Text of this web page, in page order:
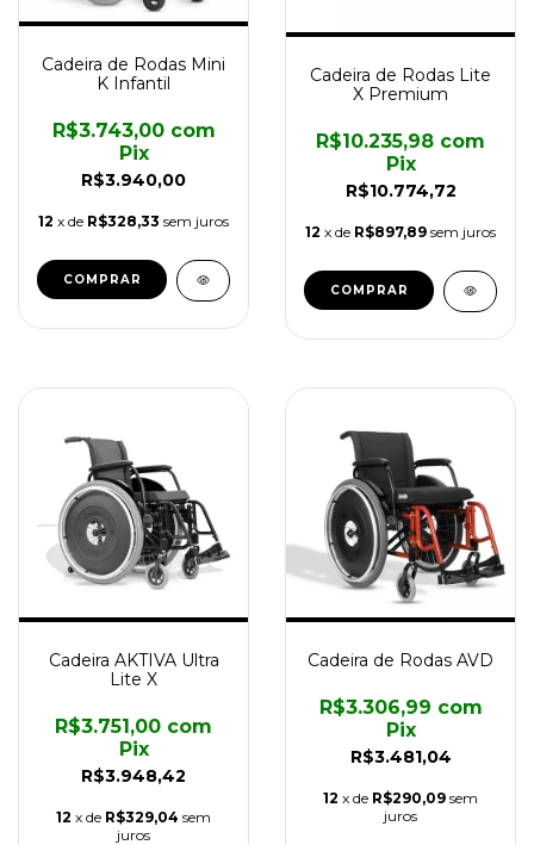
Cadeira de Rodas Mini
K Infantil
R$3.940,00
R$3.743,00 com
Pix
12 x de R$328,33 sem juros
COMPRAR
Cadeira de Rodas Lite
X Premium
R$10.774,72
R$10.235,98 com
Pix
12 x de R$897,89 sem juros
COMPRAR
Cadeira AKTIVA Ultra
Lite X
R$3.948,42
R$3.751,00 com
Pix
12 x de R$329,04 sem
juros
Cadeira de Rodas AVD
R$3.481,04
R$3.306,99 com
Pix
12 x de R$290,09 sem
juros